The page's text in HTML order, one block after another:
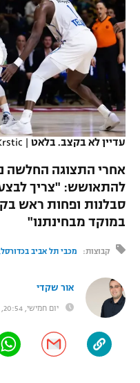
VOD
רץ ברשת
תוצאות
לוח שידורים
"מעל הליגה" –
"מחצית בשכונה" –
נבחרת ישראל
מכבי חיפה
בית"ר ירושלים
מכבי תל אביב
הפועל תל אביב
הפועל חיפה
הפועל באר שבע
מכבי נתניה
בני יהודה
ליגה ספרדית
ליגה איטלקית
ליגה צרפתית
ליגה הולנדית
ליגה טורקית
ליגה סינית
ליגה ברזילאית
כדורסל נשים
מכבי תל אביב
הפועל חולון
הפועל ירושלים
דני אבדיה
יורוליג
יורוקאפ
טניס
כדוריד
כדורעף
שחייה
ג'ודו
אגרוף
היאבקות WWE
אופניים
עדיין לא בקצב. בלאט |
אחרי התצוגה החלשה
להתאושש: "צריך
סבלנות ופחות ראש
במוקד מבחינתנו"
קבוצות: מכבי תל אביב בכדורסל
אור שקדי
יום חמישי, 20:54, 05.12.24